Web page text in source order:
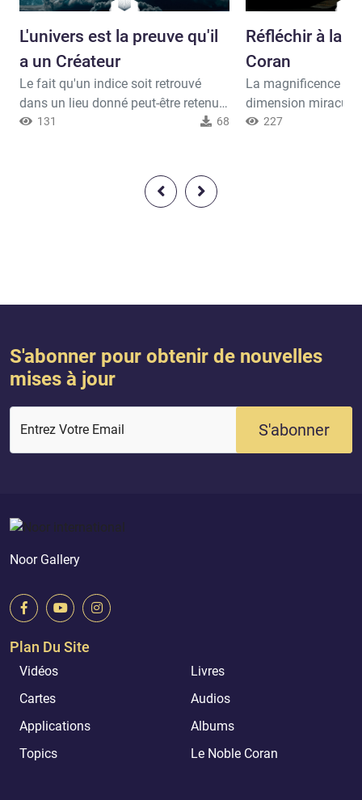
L'univers est la preuve qu'il
a un Créateur
Le fait qu'un indice soit retrouvé
dans un lieu donné peut-être retenu
comme preuve d'un crime entraînant
tout mouvement est une loi ancrée
dans l'esprit humain qui n'a besoin
131 68
Réfléchir à la
Coran
La magnificence du
dimension
dans sa
227
S'abonner pour obtenir de nouvelles
mises à jour
Entrez Votre Email S'abonner
Noor Gallery
Plan Du Site
Vidéos
Livres
Cartes
Audios
Applications
Albums
Topics
Le Noble Coran